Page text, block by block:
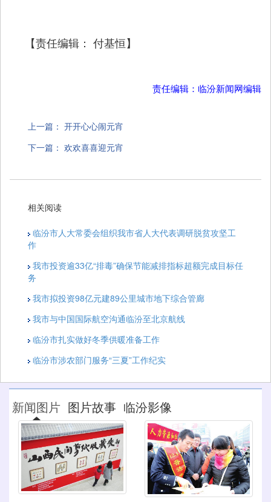
【责任编辑： 付基恒】
责任编辑：临汾新闻网编辑
上一篇： 开开心心闹元宵
下一篇： 欢欢喜喜迎元宵
相关阅读
临汾市人大常委会组织我市省人大代表调研脱贫攻坚工
作
我市投资逾33亿“排毒”确保节能减排指标超额完成目标任
务
我市拟投资98亿元建89公里城市地下综合管廊
我市与中国国际航空沟通临汾至北京航线
临汾市扎实做好冬季供暖准备工作
临汾市涉农部门服务“三夏”工作纪实
新闻图片 图片故事 临汾影像